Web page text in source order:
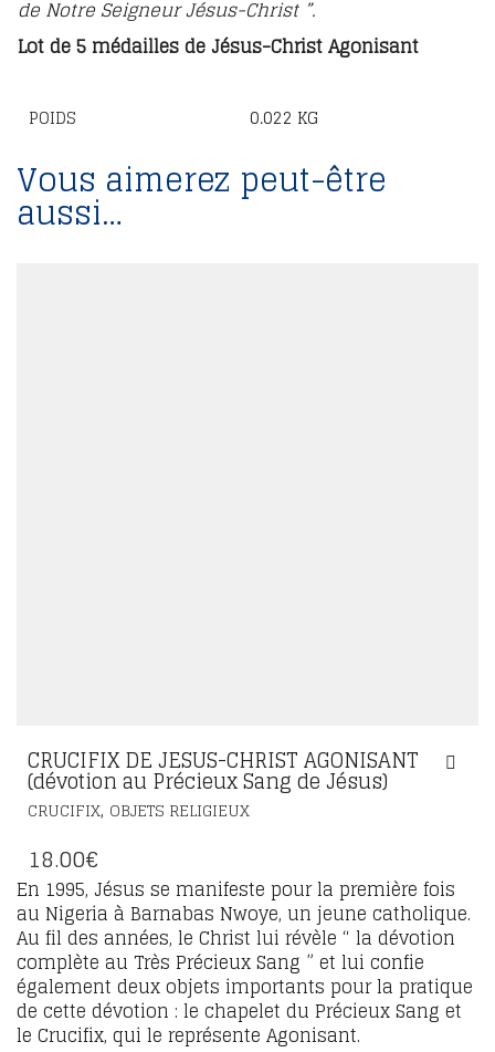
de Notre Seigneur Jésus-Christ ”.
Lot de 5 médailles de Jésus-Christ Agonisant
POIDS 0.022 KG
Vous aimerez peut-être
aussi…
CRUCIFIX DE JESUS-CHRIST AGONISANT
(dévotion au Précieux Sang de Jésus)
CRUCIFIX, OBJETS RELIGIEUX
18.00€
En 1995, Jésus se manifeste pour la première fois
au Nigeria à Barnabas Nwoye, un jeune catholique.
Au fil des années, le Christ lui révèle “ la dévotion
complète au Très Précieux Sang ” et lui confie
également deux objets importants pour la pratique
de cette dévotion : le chapelet du Précieux Sang et
le Crucifix, qui le représente Agonisant.